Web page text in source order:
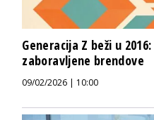
Generacija Z beži u
zaboravljene brendove
09/02/2026 | 10:00